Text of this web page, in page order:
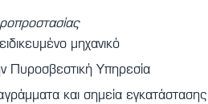
μηχανικό
Πυροσβεστική Υπηρεσία
και σημεία εγκατάστασης